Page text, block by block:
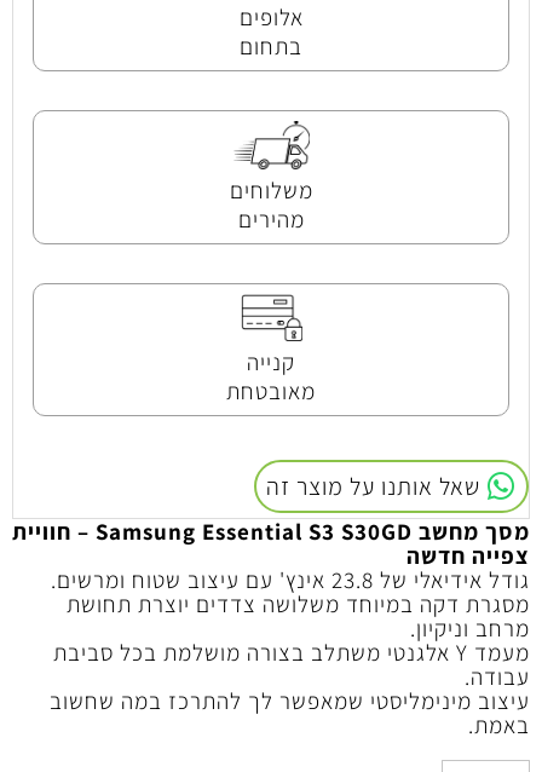
אלופים
בתחום
משלוחים
מהירים
קנייה
מאובטחת
שאל אותנו על מוצר זה
מסך מחשב Samsung Essential S3 S30GD – חוויית
צפייה חדשה
גודל אידיאלי של 23.8 אינץ' עם עיצוב שטוח ומרשים.
מסגרת דקה במיוחד משלושה צדדים יוצרת תחושת
מרחב וניקיון.
מעמד Y אלגנטי משתלב בצורה מושלמת בכל סביבת
עבודה.
עיצוב מינימליסטי שמאפשר לך להתרכז במה שחשוב
באמת.